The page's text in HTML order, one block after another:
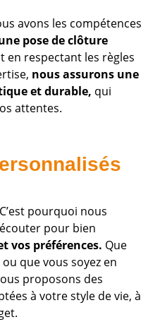
avons les compétences
pose de clôture
en respectant les règles
nous assurons une
et durable, qui
attentes.
pourquoi nous
pour bien
vos préférences. Que
que vous soyez en
proposons des
à votre style de vie, à